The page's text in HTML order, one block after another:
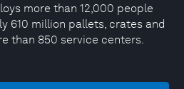
more than 12,000 people
610 million pallets, crates and
than 850 service centers.